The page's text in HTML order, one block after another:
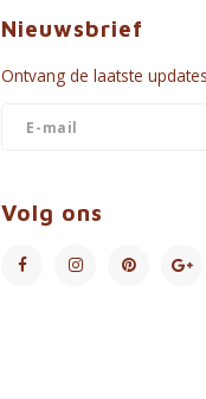
Nieuwsbrief
Ontvang de laatste
Volg ons